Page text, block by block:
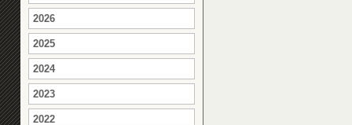
2026
2025
2024
2023
2022